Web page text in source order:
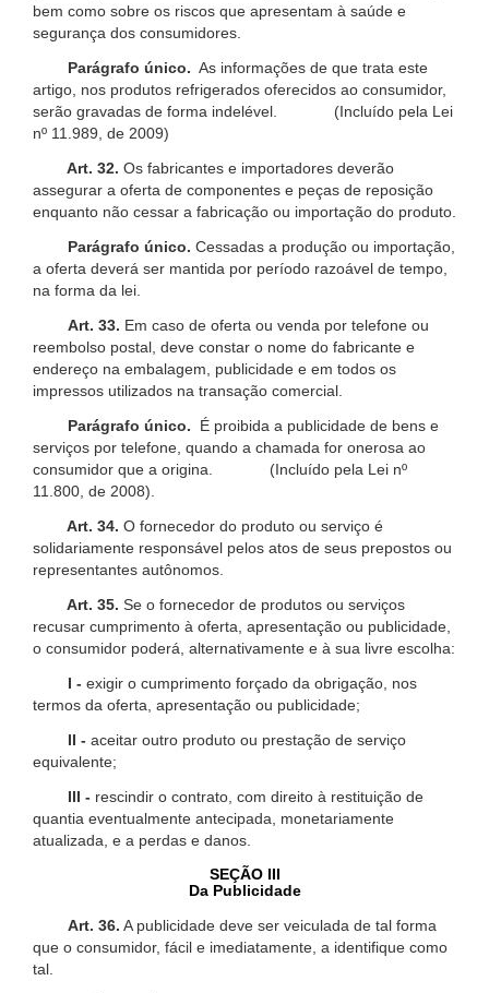
bem como sobre os riscos que apresentam à saúde e
segurança dos consumidores.
Parágrafo único. As informações de que trata este
artigo, nos produtos refrigerados oferecidos ao consumidor,
serão gravadas de forma indelével. (Incluído pela Lei
nº 11.989, de 2009)
Art. 32. Os fabricantes e importadores deverão
assegurar a oferta de componentes e peças de reposição
enquanto não cessar a fabricação ou importação do produto.
Parágrafo único. Cessadas a produção ou importação,
a oferta deverá ser mantida por período razoável de tempo,
na forma da lei.
Art. 33. Em caso de oferta ou venda por telefone ou
reembolso postal, deve constar o nome do fabricante e
endereço na embalagem, publicidade e em todos os
impressos utilizados na transação comercial.
Parágrafo único.
É proibida a publicidade de bens e
serviços por telefone, quando a chamada for onerosa ao
consumidor que a origina. (Incluído pela Lei nº
11.800, de 2008).
Art. 34. O fornecedor do produto ou serviço é
solidariamente responsável pelos atos de seus prepostos ou
representantes autônomos.
Art. 35. Se o fornecedor de produtos ou serviços
recusar cumprimento à oferta, apresentação ou publicidade,
o consumidor poderá, alternativamente e à sua livre escolha:
I - exigir o cumprimento forçado da obrigação, nos
termos da oferta, apresentação ou publicidade;
II - aceitar outro produto ou prestação de serviço
equivalente;
III - rescindir o contrato, com direito à restituição de
quantia eventualmente antecipada, monetariamente
atualizada, e a perdas e danos.
SEÇÃO III
Da Publicidade
Art. 36. A publicidade deve ser veiculada de tal forma
que o consumidor, fácil e imediatamente, a identifique como
tal.